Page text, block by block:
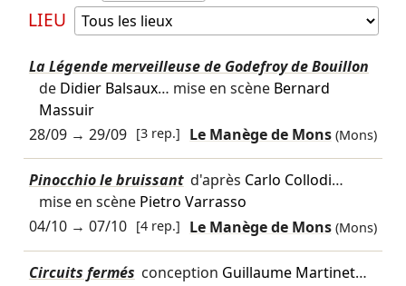
LIEU
La Légende merveilleuse de Godefroy de Bouillon
de Didier Balsaux… mise en scène Bernard
Massuir
28/09→ 29/09 [3 rep.] Le Manège de Mons (Mons)
Pinocchio le bruissant d'après Carlo Collodi…
mise en scène Pietro Varrasso
04/10→ 07/10 [4 rep.] Le Manège de Mons (Mons)
Circuits fermés conception Guillaume Martinet…